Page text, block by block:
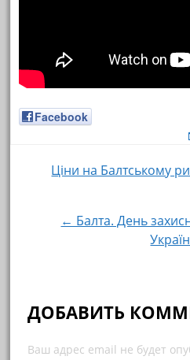
Facebook
Навигация по
Ціни на Балтському
← Балта. День
ДОБАВИТЬ
Ваш адрес email не будет